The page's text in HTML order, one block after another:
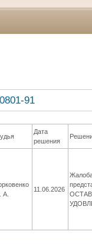
91
Дата
решения
А.
11.06.2026